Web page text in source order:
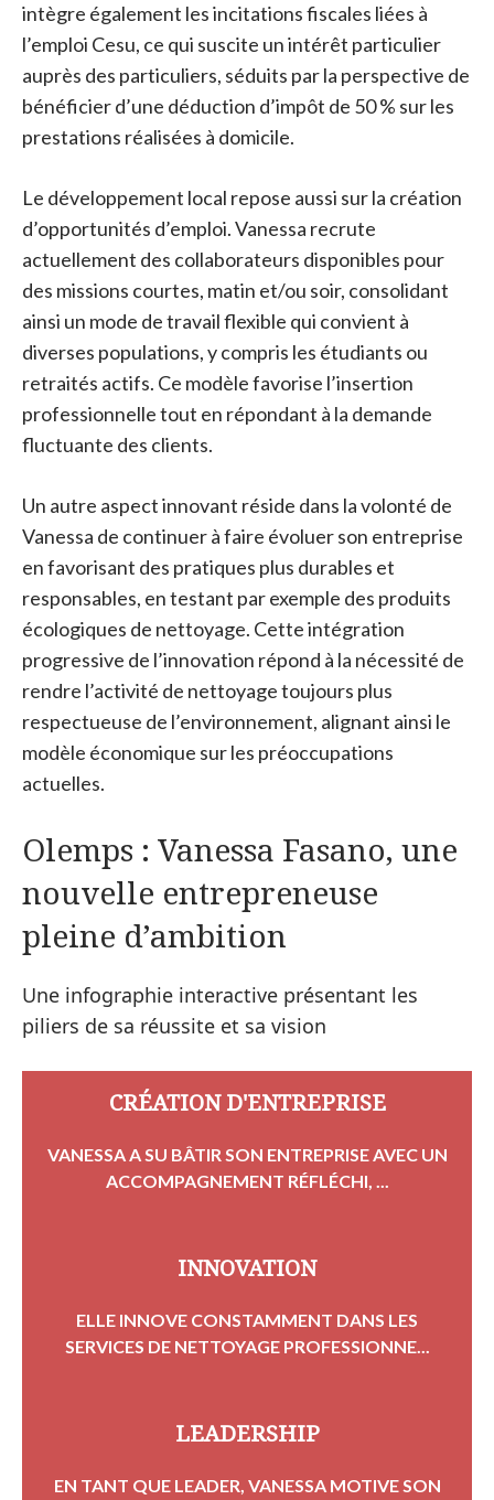
intègre également les incitations fiscales liées à
l’emploi Cesu, ce qui suscite un intérêt particulier
auprès des particuliers, séduits par la perspective de
bénéficier d’une déduction d’impôt de 50 % sur les
prestations réalisées à domicile.
Le développement local repose aussi sur la création
d’opportunités d’emploi. Vanessa recrute
actuellement des collaborateurs disponibles pour
des missions courtes, matin et/ou soir, consolidant
ainsi un mode de travail flexible qui convient à
diverses populations, y compris les étudiants ou
retraités actifs. Ce modèle favorise l’insertion
professionnelle tout en répondant à la demande
fluctuante des clients.
Un autre aspect innovant réside dans la volonté de
Vanessa de continuer à faire évoluer son entreprise
en favorisant des pratiques plus durables et
responsables, en testant par exemple des produits
écologiques de nettoyage. Cette intégration
progressive de l’innovation répond à la nécessité de
rendre l’activité de nettoyage toujours plus
respectueuse de l’environnement, alignant ainsi le
modèle économique sur les préoccupations
actuelles.
Olemps : Vanessa Fasano, une
nouvelle entrepreneuse
pleine d’ambition
Une infographie interactive présentant les
piliers de sa réussite et sa vision
CRÉATION D'ENTREPRISE
VANESSA A SU BÂTIR SON ENTREPRISE AVEC UN
ACCOMPAGNEMENT RÉFLÉCHI, ...
INNOVATION
ELLE INNOVE CONSTAMMENT DANS LES
SERVICES DE NETTOYAGE PROFESSIONNE...
LEADERSHIP
EN TANT QUE LEADER, VANESSA MOTIVE SON